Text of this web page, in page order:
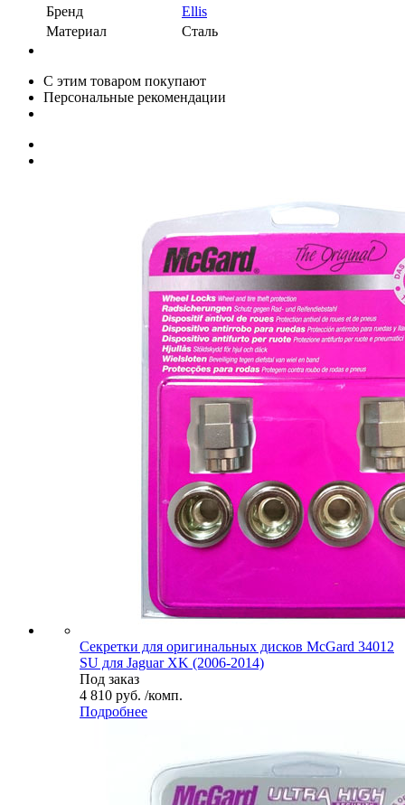
Бренд
Ellis
Материал
Сталь
С этим товаром покупают
Персональные рекомендации
Секретки для оригинальных дисков McGard 34012
SU для Jaguar XK (2006-2014)
Под заказ
4 810 руб. /комп.
Подробнее